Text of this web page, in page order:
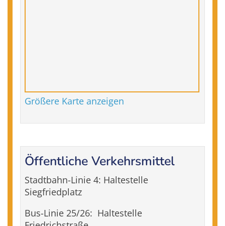
Größere Karte anzeigen
Öffentliche Verkehrsmittel
Stadtbahn-Linie 4: Haltestelle
Siegfriedplatz
Bus-Linie 25/26: Haltestelle